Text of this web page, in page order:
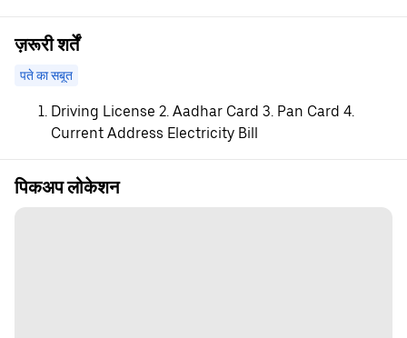
ज़रूरी शर्तें
पते का सबूत
Driving License 2. Aadhar Card 3. Pan Card 4.
Current Address Electricity Bill
पिकअप लोकेशन